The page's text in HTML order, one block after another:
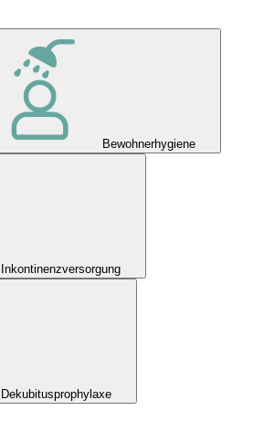
Bewohnerhygiene
Inkontinenzversorgung
Dekubitusprophylaxe